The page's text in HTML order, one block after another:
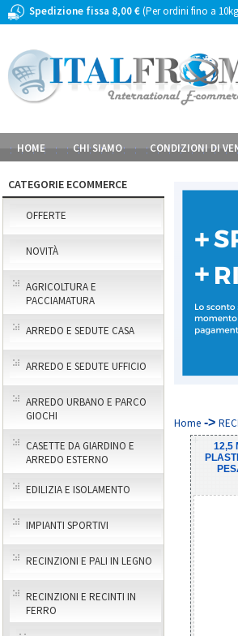
Spedizione fissa 8,00 €(Per ordini fino a
HOME CHI SIAMO CONDIZIONI DI
CATEGORIE ECOMMERCE
OFFERTE
NOVITÀ
AGRICOLTURA E
PACCIAMATURA
ARREDO E SEDUTE CASA
ARREDO E SEDUTE UFFICIO
ARREDO URBANO E PARCO
GIOCHI
CASETTE DA GIARDINO E
ARREDO ESTERNO
EDILIZIA E ISOLAMENTO
IMPIANTI SPORTIVI
RECINZIONI E PALI IN LEGNO
RECINZIONI E RECINTI IN
FERRO
Home ->
12,5